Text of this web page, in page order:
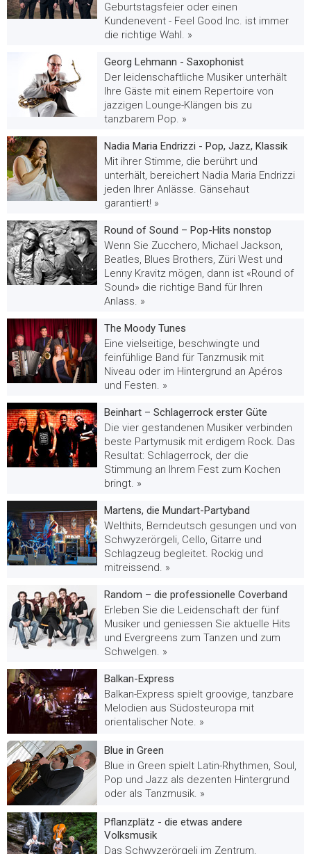
Geburtstagsfeier oder einen
Kundenevent - Feel Good Inc. ist immer
die richtige Wahl. »
Georg Lehmann - Saxophonist
Der leidenschaftliche Musiker unterhält
Ihre Gäste mit einem Repertoire von
jazzigen Lounge-Klängen bis zu
tanzbarem Pop. »
Nadia Maria Endrizzi - Pop, Jazz, Klassik
Mit ihrer Stimme, die berührt und
unterhält, bereichert Nadia Maria Endrizzi
jeden Ihrer Anlässe. Gänsehaut
garantiert! »
Round of Sound – Pop-Hits nonstop
Wenn Sie Zucchero, Michael Jackson,
Beatles, Blues Brothers, Züri West und
Lenny Kravitz mögen, dann ist «Round of
Sound» die richtige Band für Ihren
Anlass. »
The Moody Tunes
Eine vielseitige, beschwingte und
feinfühlige Band für Tanzmusik mit
Niveau oder im Hintergrund an Apéros
und Festen. »
Beinhart – Schlagerrock erster Güte
Die vier gestandenen Musiker verbinden
beste Partymusik mit erdigem Rock. Das
Resultat: Schlagerrock, der die
Stimmung an Ihrem Fest zum Kochen
bringt. »
Martens, die Mundart-Partyband
Welthits, Berndeutsch gesungen und von
Schwyzerörgeli, Cello, Gitarre und
Schlagzeug begleitet. Rockig und
mitreissend. »
Random – die professionelle Coverband
Erleben Sie die Leidenschaft der fünf
Musiker und geniessen Sie aktuelle Hits
und Evergreens zum Tanzen und zum
Schwelgen. »
Balkan-Express
Balkan-Express spielt groovige, tanzbare
Melodien aus Südosteuropa mit
orientalischer Note. »
Blue in Green
Blue in Green spielt Latin-Rhythmen, Soul,
Pop und Jazz als dezenten Hintergrund
oder als Tanzmusik. »
Pflanzplätz - die etwas andere
Volksmusik
Das Schwyzerörgeli im Zentrum,